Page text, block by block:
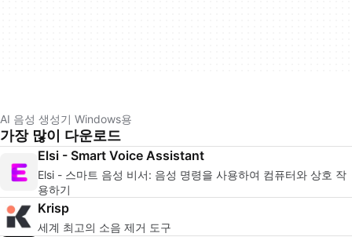
AI 음성 생성기 Windows용
가장 많이 다운로드
Elsi - Smart Voice Assistant
Elsi - 스마트 음성 비서: 음성 명령을 사용하여 컴퓨터와 상호 작
용하기
Krisp
세계 최고의 소음 제거 도구